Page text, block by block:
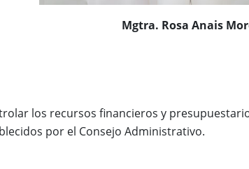
Mgtra. Rosa Anais
los recursos financieros y
por el Consejo Administrativo.